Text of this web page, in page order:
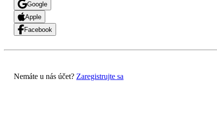
Google
Apple
Facebook
Nemáte u nás účet? Zaregistrujte sa